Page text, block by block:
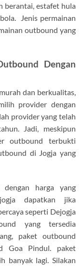
berantai, estafet hula
Jenis permainan
outbound yang
Dengan
dan berkualitas,
provider dengan
provider yang telah
Jadi, meskipun
outbound terbukti
di Jogja yang
harga yang
dapatkan jika
seperti Dejogja
yang tersedia
paket outbound
Goa Pindul. paket
banyak lagi. Silakan